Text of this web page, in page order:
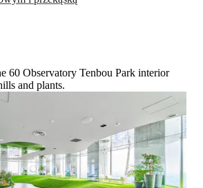
60 Observatory Tenbou Park interior
and plants.